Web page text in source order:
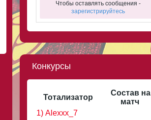
Чтобы оставлять сообщения -
зарегистрируйтесь
Конкурсы
Тотализатор
Состав на
матч
1) Alexxx_7